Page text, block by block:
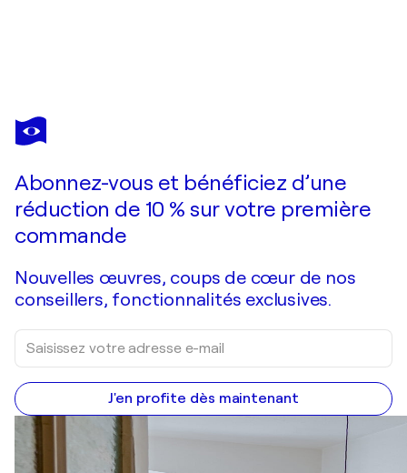
INEZ FROEHLICH
WINTER MOOD
Abonnez-vous et bénéficiez d’une
réduction de 10 % sur votre première
commande
Nouvelles œuvres, coups de cœur de nos
conseillers, fonctionnalités exclusives.
J'en profite dès maintenant